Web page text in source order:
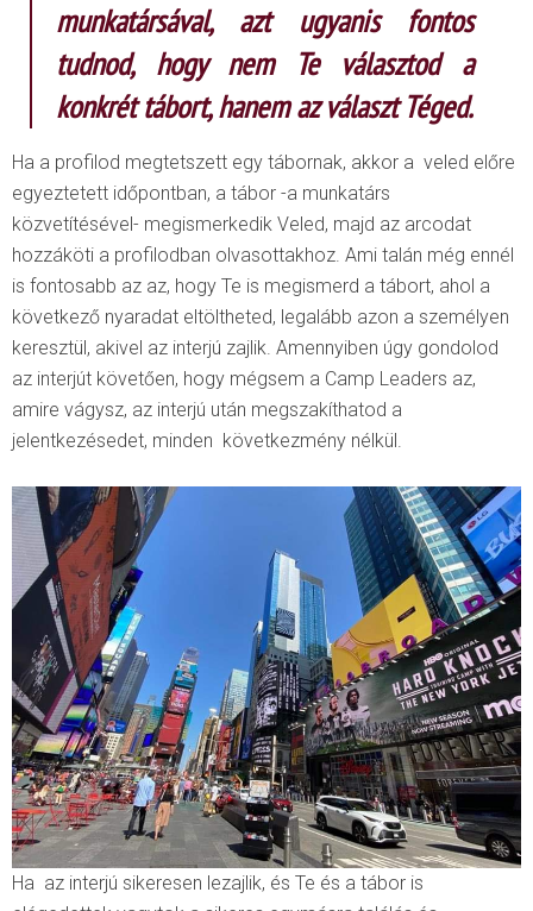
munkatársával, azt ugyanis fontos
tudnod, hogy nem Te választod a
konkrét tábort, hanem az választ Téged.
Ha a profilod megtetszett egy tábornak, akkor a veled előre
egyeztetett időpontban, a tábor -a munkatárs
közvetítésével- megismerkedik Veled, majd az arcodat
hozzáköti a profilodban olvasottakhoz. Ami talán még ennél
is fontosabb az az, hogy Te is megismerd a tábort, ahol a
következő nyaradat eltöltheted, legalább azon a személyen
keresztül, akivel az interjú zajlik. Amennyiben úgy gondolod
az interjút követően, hogy mégsem a Camp Leaders az,
amire vágysz, az interjú után megszakíthatod a
jelentkezésedet, minden következmény nélkül.
Ha az interjú sikeresen lezajlik, és Te és a tábor is